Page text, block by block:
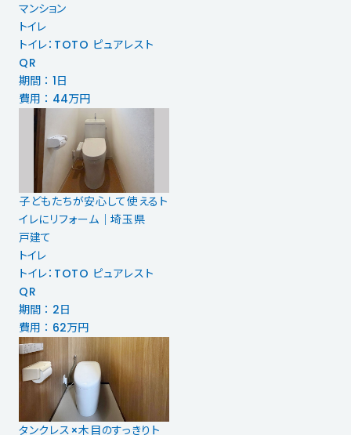
マンション
トイレ
トイレ：TOTO ピュアレスト
QR
期間 ： 1日
費用 ： 44万円
子どもたちが安心して使えるト
イレにリフォーム｜埼玉県
戸建て
トイレ
トイレ：TOTO ピュアレスト
QR
期間 ： 2日
費用 ： 62万円
タンクレス×木目のすっきりト